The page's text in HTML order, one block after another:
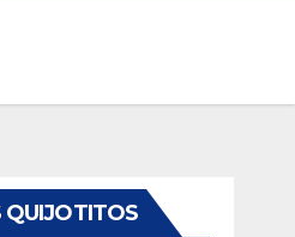
QUIJOTITOS